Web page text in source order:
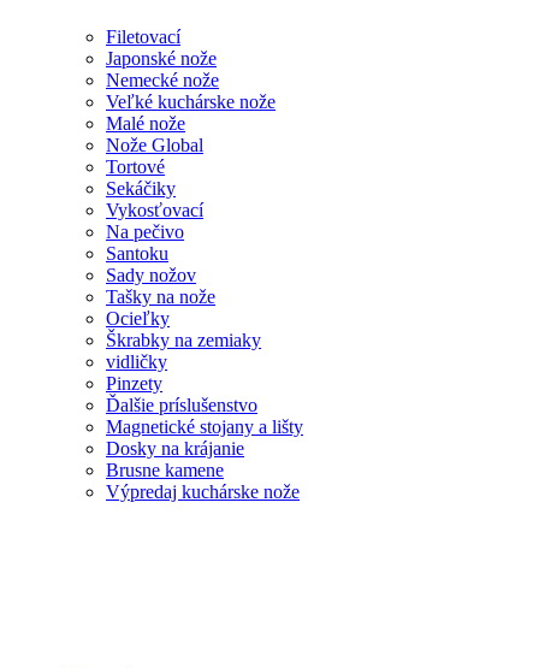
Filetovací
Japonské nože
Nemecké nože
Veľké kuchárske nože
Malé nože
Nože Global
Tortové
Sekáčiky
Vykosťovací
Na pečivo
Santoku
Sady nožov
Tašky na nože
Ocieľky
Škrabky na zemiaky
vidličky
Pinzety
Ďalšie príslušenstvo
Magnetické stojany a lišty
Dosky na krájanie
Brusne kamene
Výpredaj kuchárske nože